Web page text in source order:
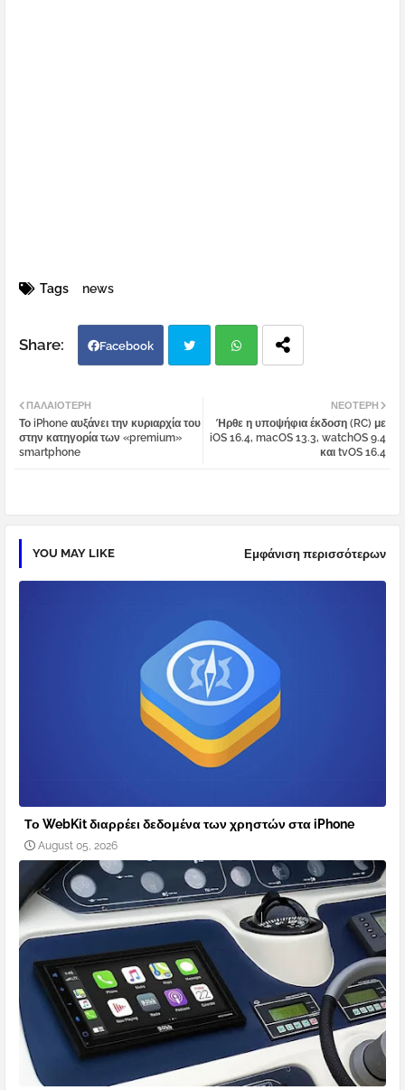
Tags news
Facebook
tter atsa
ΝΕΌΤΕΡΗ
Ήρθε η υποψήφια έκδοση (RC) με
iOS 16.4, macOS 13.3, watchOS 9.4
και tvOS 16.4
ΠΑΛΑΙΌΤΕΡΗ
Το iPhone αυξάνει την κυριαρχία του
στην κατηγορία των «premium»
smartphone
YOU MAY LIKE Εμφάνιση περισσότερων
Το WebKit διαρρέει δεδομένα των χρηστών στα iPhone
August 05, 2026